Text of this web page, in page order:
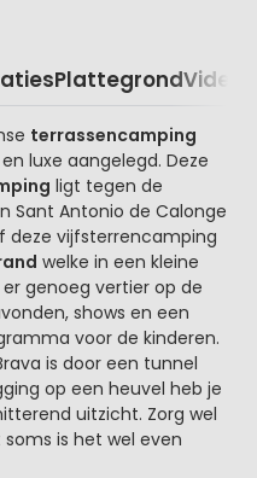
PlattegrondVideo
terrassencamping
luxe aangelegd. Deze
ligt tegen de
Sant Antonio de Calonge
deze vijfsterrencamping
welke in een kleine
genoeg vertier op de
shows en een
voor de kinderen.
is door een tunnel
op een heuvel heb je
uitzicht. Zorg wel
is het wel even